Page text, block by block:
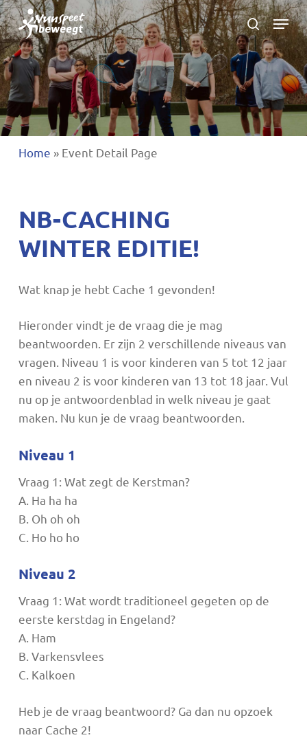
Ga
naar
hoofdinhoud
zoeken
Menu
Home » Event Detail Page
NB-CACHING
WINTER EDITIE!
Wat knap je hebt Cache 1 gevonden!
Hieronder vindt je de vraag die je mag
beantwoorden. Er zijn 2 verschillende niveaus van
vragen. Niveau 1 is voor kinderen van 5 tot 12 jaar
en niveau 2 is voor kinderen van 13 tot 18 jaar. Vul
nu op je antwoordenblad in welk niveau je gaat
maken. Nu kun je de vraag beantwoorden.
Niveau 1
Vraag 1: Wat zegt de Kerstman?
A. Ha ha ha
B. Oh oh oh
C. Ho ho ho
Niveau 2
Vraag 1: Wat wordt traditioneel gegeten op de
eerste kerstdag in Engeland?
A. Ham
B. Varkensvlees
C. Kalkoen
Heb je de vraag beantwoord? Ga dan nu opzoek
naar Cache 2!
Menu